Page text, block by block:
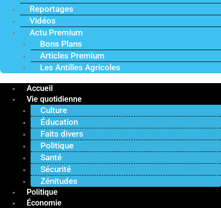
Reportages
Vidéos
Actu Premium
Bons Plans
Articles Premium
Les Antilles Agricoles
Accueil
Vie quotidienne
Culture
Éducation
Faits divers
Politique
Santé
Sécurité
Zénitudes
Politique
Économie